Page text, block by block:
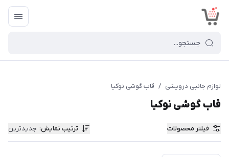
لوازم جانبی درویشی / قاب گوشی نوکیا
قاب گوشی نوکیا
فیلتر محصولات ترتیب نمایش: جدیدترین